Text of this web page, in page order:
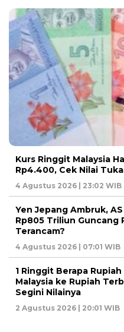
Kurs Ringgit Malaysia
Rp4.400, Cek Nilai
4 Agustus 2026 | 23:02 WIB
Yen Jepang Ambruk,
Rp805 Triliun Guncang
Terancam?
4 Agustus 2026 | 07:01 WIB
1 Ringgit Berapa
Malaysia ke Rupiah
Segini Nilainya
2 Agustus 2026 | 20:01 WIB